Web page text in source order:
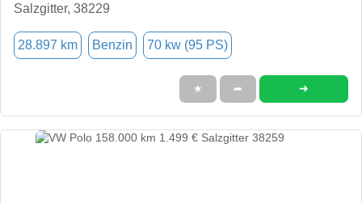
Salzgitter, 38229
28.897 km Benzin 70 kw (95 PS)
★ ➦ ➜